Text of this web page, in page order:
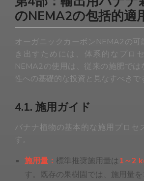
のNEMA2の包括的適
オーガニックカーボンNEMA2の可
き出すためには、体系的なプロ
NEMA2の使用は、従来の施肥では
性への基礎的な投資と見なすべきで
4.1. 施用ガイド
バナナ植物の基本的な施用プロセ
す。
施用量： 標準推奨施用量は1～2
す。既存の果樹園では、施用量